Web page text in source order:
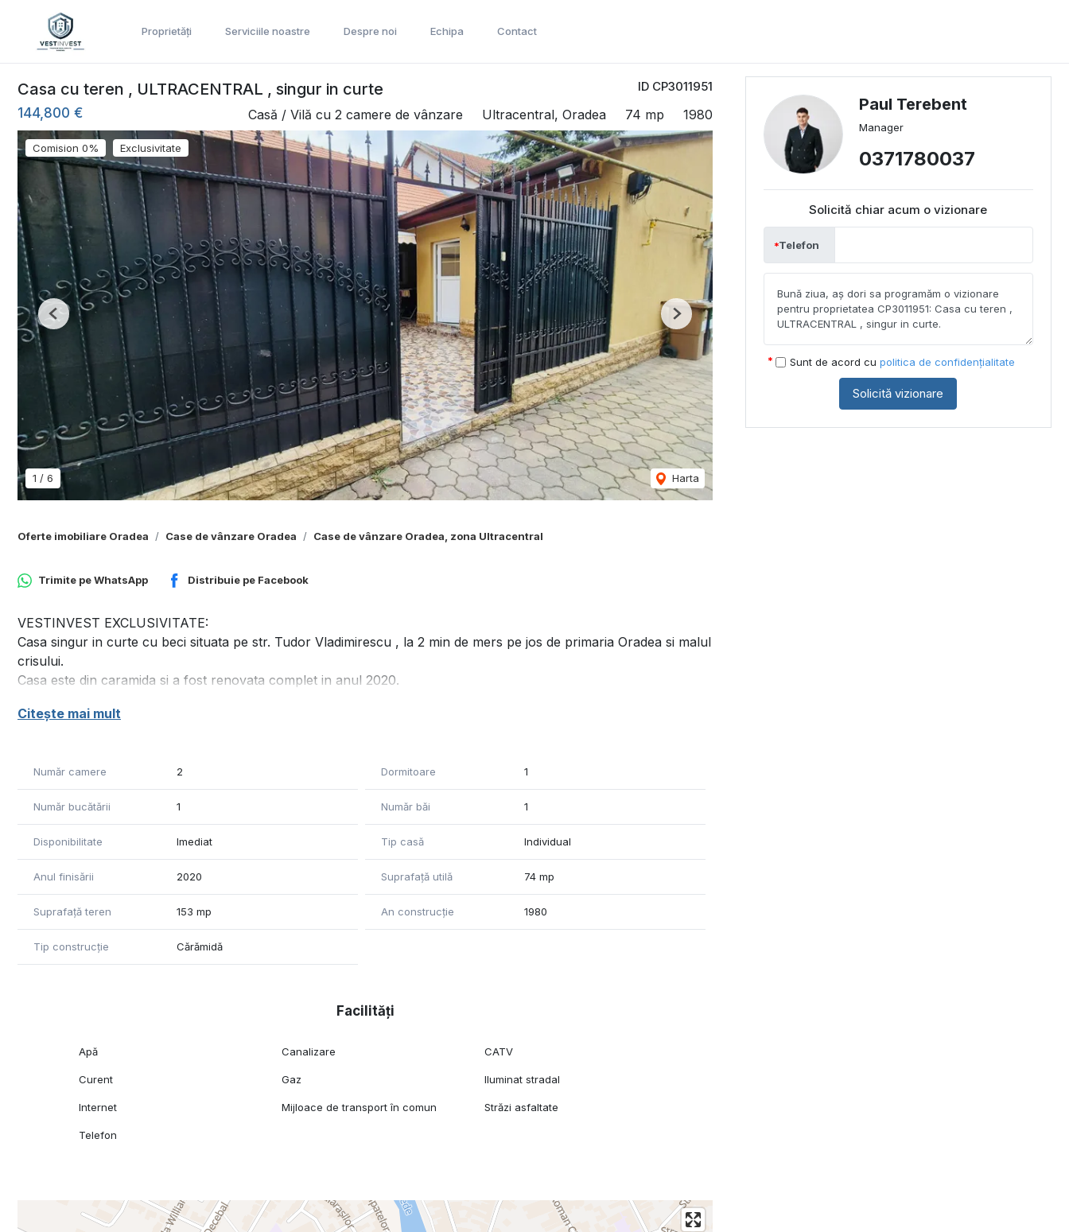
Proprietăți Serviciile noastre Despre noi Echipa Contact
ID CP3011951
Casa cu teren , ULTRACENTRAL , singur in curte
144,800 € Casă / Vilă cu 2 camere de vânzare Ultracentral, Oradea 74 mp 1980
Comision 0% Exclusivitate
1 / 6 Harta
Previous Next
Oferte imobiliare Oradea Case de vânzare Oradea Case de vânzare Oradea, zona Ultracentral
Trimite peWhatsApp Distribuie pe Facebook
VESTINVEST EXCLUSIVITATE:
Casa singur in curte cu beci situata pe str. Tudor Vladimirescu , la 2 min de mers pe jos de primaria Oradea si malul
crisului.
Casa este din caramida si a fost renovata complet in anul 2020.
Suprafata utila: 74mp
Compartimentare: dormitor , living , bucatarie , baie , hol
Pret: 144.800 euro , negociabil
Nr.de telefon: 0371-780-037
Citește mai mult
Număr camere 2 Dormitoare 1
Număr bucătării 1 Număr băi 1
Disponibilitate Imediat Tip casă Individual
Anul finisării 2020 Suprafață utilă 74 mp
Suprafață teren 153 mp An construcție 1980
Tip construcție Cărămidă
Facilități
Apă Canalizare CATV
Curent Gaz Iluminat stradal
Internet Mijloace de transport în comun Străzi asfaltate
Telefon
Paul Terebent
Manager
0371780037
Solicită chiar acum o vizionare
Telefon
Sunt de acord cu politica de confidențialitate
Solicită vizionare